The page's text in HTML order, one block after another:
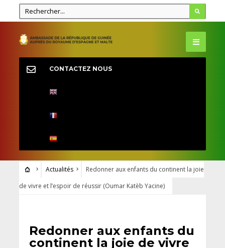
CONTACTEZ NOUS
Actualités
Redonner aux enfants du continent la joie
de vivre et l’espoir de réussir (Oumar Katèb Yacine)
Redonner aux enfants du
continent la joie de vivre